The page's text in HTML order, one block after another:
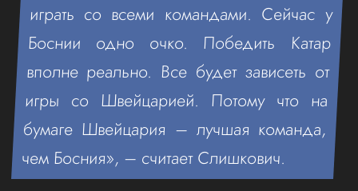
играть со всеми командами. Сейчас у
Боснии одно очко. Победить Катар
вполне реально. Все будет зависеть от
игры со Швейцарией. Потому что на
бумаге Швейцария – лучшая команда,
чем Босния», – считает Слишкович.